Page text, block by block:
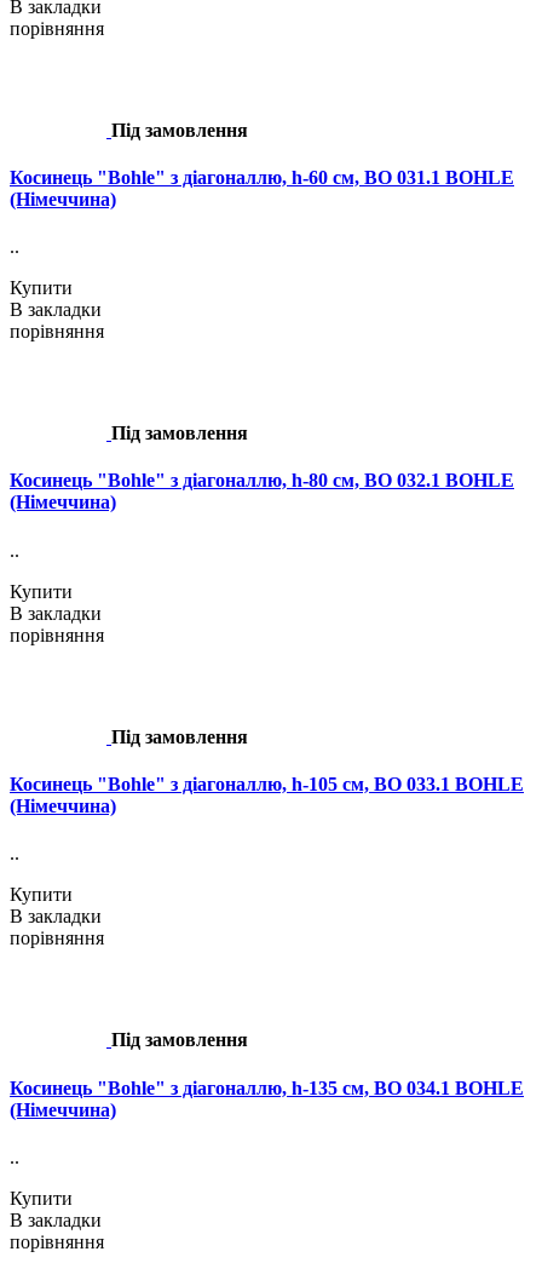
В закладки
порівняння
Під замовлення
Косинець "Bohle" з діагоналлю, h-60 см, BO 031.1 BOHLE
(Німеччина)
..
Купити
В закладки
порівняння
Під замовлення
Косинець "Bohle" з діагоналлю, h-80 см, BO 032.1 BOHLE
(Німеччина)
..
Купити
В закладки
порівняння
Під замовлення
Косинець "Bohle" з діагоналлю, h-105 см, BO 033.1 BOHLE
(Німеччина)
..
Купити
В закладки
порівняння
Під замовлення
Косинець "Bohle" з діагоналлю, h-135 см, BO 034.1 BOHLE
(Німеччина)
..
Купити
В закладки
порівняння